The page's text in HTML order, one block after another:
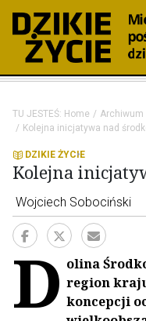
TU JESTEŚ: Home Archiwum
Kolejna inicjatywa nad
DZIKIE ŻYCIE
Kolejna
Wojciech Sobociński
D olina
region
koncepcji